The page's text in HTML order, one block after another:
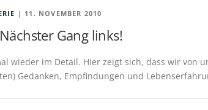
| 11. NOVEMBER 2010
Gang links!
wieder im Detail. Hier zeigt sich, dass wir
Gedanken, Empfindungen und